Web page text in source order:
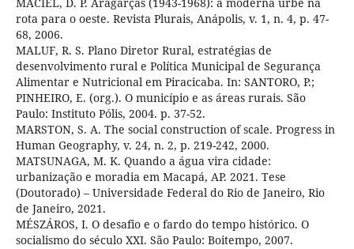
rota para o oeste. Revista Plurais, Anápolis, v. 1, n. 4, p. 47-
68, 2006.
MALUF, R. S. Plano Diretor Rural, estratégias de
desenvolvimento rural e Política Municipal de Segurança
Alimentar e Nutricional em Piracicaba. In: SANTORO, P.;
PINHEIRO, E. (org.). O município e as áreas rurais. São
Paulo: Instituto Pólis, 2004. p. 37-52.
MARSTON, S. A. The social construction of scale. Progress in
Human Geography, v. 24, n. 2, p. 219-242, 2000.
MATSUNAGA, M. K. Quando a água vira cidade:
urbanização e moradia em Macapá, AP. 2021. Tese
(Doutorado) – Universidade Federal do Rio de Janeiro, Rio
de Janeiro, 2021.
MÉSZÁROS, I. O desafio e o fardo do tempo histórico. O
socialismo do século XXI. São Paulo: Boitempo, 2007.